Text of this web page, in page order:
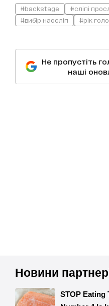
#backstage
#сліпі
#вибір наосліп
#рік
Не пропустіть
наші